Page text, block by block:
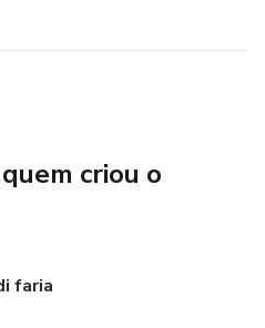
a fazer meditação e se
tem como.. mas podemos
conseguir assim
e não continuar eles,
eventos e pessoas que
nossa vida o caminho do
criou o
faria